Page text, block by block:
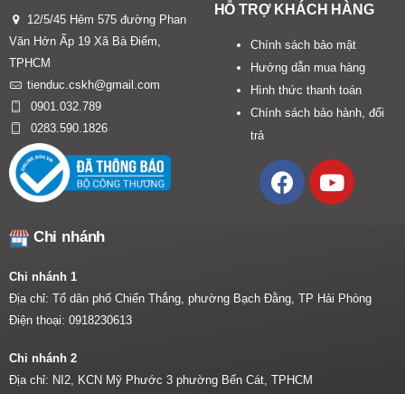
12/5/45 Hẻm 575 đường Phan
Văn Hớn Ấp 19 Xã Bà Điểm,
TPHCM
tienduc.cskh@gmail.com
0901.032.789
0283.590.1826
HỖ TRỢ KHÁCH HÀNG
Chính sách bảo mật
Hướng dẫn mua hàng
Hình thức thanh toán
Chính sách bảo hành, đổi
trả
Chi nhánh
Chi nhánh 1
Địa chỉ: Tổ dân phố Chiến Thắng, phường Bạch Đằng, TP Hải Phòng
Điện thoại: 0918230613
Chi nhánh 2
Địa chỉ: NI2, KCN Mỹ Phước 3 phường Bến Cát, TPHCM